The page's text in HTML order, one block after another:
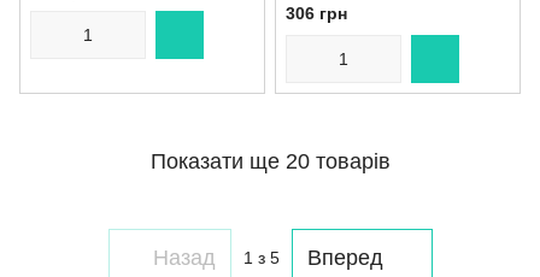
306 грн
Показати ще 20 товарів
Назад 1 з 5 Вперед